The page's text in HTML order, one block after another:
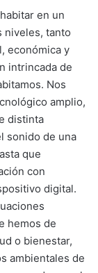
en un
niveles, tanto
económica y
intrincada de
Nos
amplio,
distinta
sonido de una
que
con
digital.
hemos de
o bienestar,
ambientales de